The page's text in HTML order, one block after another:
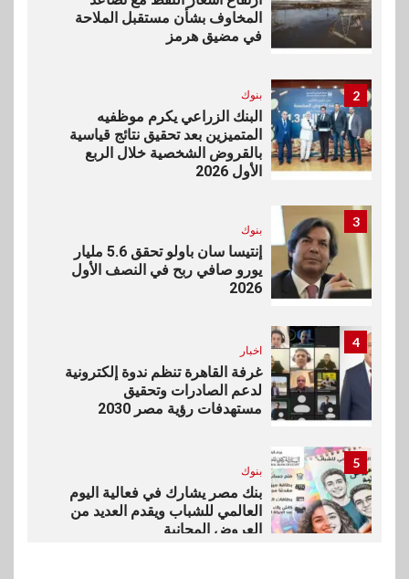
المخاوف بشأن مستقبل الملاحة
في مضيق هرمز
2 بنوك
البنك الزراعي يكرم موظفيه
المتميزين بعد تحقيق نتائج قياسية
بالقروض الشخصية خلال الربع
الأول 2026
3
بنوك
إنتيسا سان باولو تحقق 5.6 مليار
يورو صافي ربح في النصف الأول
2026
4
اخبار
غرفة القاهرة تنظم ندوة إلكترونية
لدعم الصادرات وتحقيق
مستهدفات رؤية مصر 2030
5
بنوك
بنك مصر يشارك في فعالية اليوم
العالمي للشباب ويقدم العديد من
العروض المجانية